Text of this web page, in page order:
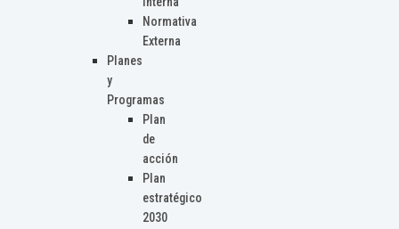
Normativa
Externa
Planes
y
Programas
Plan
de
acción
Plan
estratégico
2030